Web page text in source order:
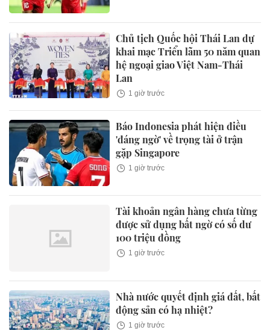
Chủ tịch Quốc hội Thái Lan dự
khai mạc Triển lãm 50 năm quan
hệ ngoại giao Việt Nam-Thái
Lan
1 giờ trước
Báo Indonesia phát hiện điều
'đáng ngờ' về trọng tài ở trận
gặp Singapore
1 giờ trước
Tài khoản ngân hàng chưa từng
được sử dụng bất ngờ có số dư
100 triệu đồng
1 giờ trước
Nhà nước quyết định giá đất, bất
động sản có hạ nhiệt?
1 giờ trước